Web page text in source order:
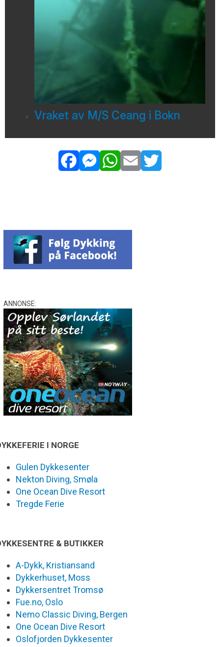
Vraket av M/S Ceang i Bokn
ANNONSE:
I NORGE
Gulen Dykkesenter
Nekton Diving, Smøla
One Ocean Dive Resort
Tregde Ferie
& BUTIKKER
A-Dykk, Kristiansand
Dykkerhuset, Moss
Dykkersentret Tromsø
Fue.no, Oslo
Nemo Classic Diving, Bergen
One Ocean Dive Resort
Oslofjorden Dykkesenter